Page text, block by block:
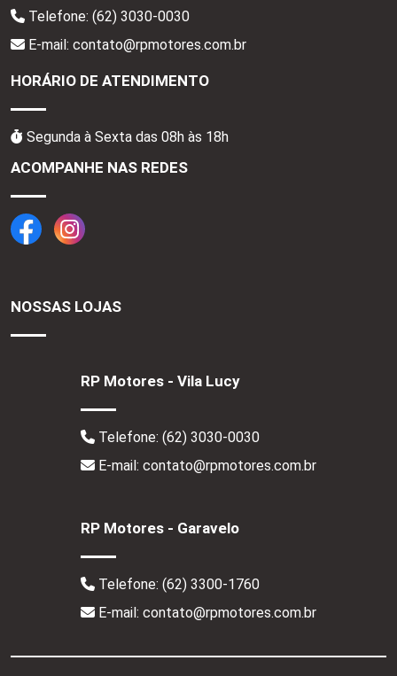
Telefone: (62) 3030-0030
E-mail: contato@rpmotores.com.br
HORÁRIO DE ATENDIMENTO
Segunda à Sexta das 08h às 18h
ACOMPANHE NAS REDES
NOSSAS LOJAS
RP Motores - Vila Lucy
Telefone: (62) 3030-0030
E-mail: contato@rpmotores.com.br
RP Motores - Garavelo
Telefone: (62) 3300-1760
E-mail: contato@rpmotores.com.br